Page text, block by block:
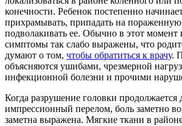
конечности. Ребенок постепенно
прихрамывать, припадать на
подволакивать ее. Обычно в этот момент
симптомы так слабо выражены, что
думают о том, чтобы обратиться к врачу.
объясняются ушибами, чрезмерной
инфекционной болезни и прочими
Когда разрушение головки продолжается
импрессионный перелом, боль заметно
заметна выражена. Мягкие ткани в